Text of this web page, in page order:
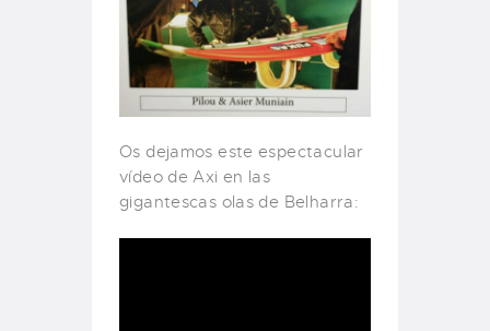
Os dejamos este espectacular
vídeo de Axi en las
gigantescas olas de Belharra: